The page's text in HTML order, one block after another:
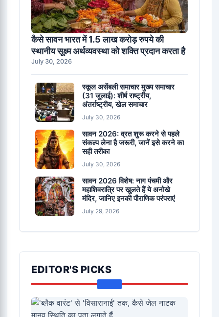
कैसे सावन भारत में 1.5 लाख करोड़ रुपये की
स्थानीय सूक्ष्म अर्थव्यवस्था को शक्ति प्रदान करता है
July 30, 2026
स्कूल असेंबली समाचार मुख्य समाचार
(31 जुलाई): शीर्ष राष्ट्रीय,
अंतर्राष्ट्रीय, खेल समाचार
July 30, 2026
सावन 2026: व्रत शुरू करने से पहले
संकल्प लेना है जरूरी, जानें इसे करने का
सही तरीका
July 30, 2026
सावन 2026 विशेष: नाग पंचमी और
महाशिवरात्रि पर खुलते हैं ये अनोखे
मंदिर, जानिए इनकी पौराणिक परंपराएं
July 29, 2026
EDITOR'S PICKS